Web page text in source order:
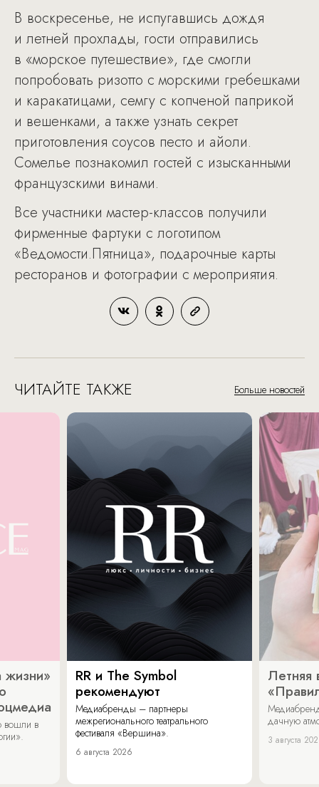
В воскресенье, не испугавшись дождя
и летней прохлады, гости отправились
в «морское путешествие», где смогли
попробовать ризотто с морскими гребешками
и каракатицами, семгу с копченой паприкой
и вешенками, а также узнать секрет
приготовления соусов песто и айоли.
Сомелье познакомил гостей с изысканными
французскими винами.
Все участники мастер-классов получили
фирменные фартуки с логотипом
«Ведомости.Пятница», подарочные карты
ресторанов и фотографии с мероприятия.
ЧИТАЙТЕ ТАКЖЕ Больше новостей
жизни»
вошли в
RR и The Symbol
рекомендуют
Медиабренды – партнеры
межрегионального театрального
фестиваля «Вершина».
6 августа 2026
Летняя
дачную
3 августа